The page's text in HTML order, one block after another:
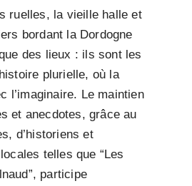
ruelles, la vieille halle et
bordant la Dordogne
des lieux : ils sont les
plurielle, où la
l’imaginaire. Le maintien
et anecdotes, grâce au
d’historiens et
telles que “Les
participe